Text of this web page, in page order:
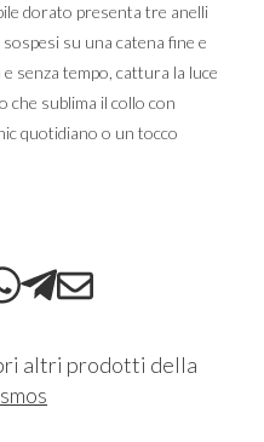
dorato presenta tre anelli
su una catena fine e
senza tempo, cattura la luce
che sublima il collo con
quotidiano o un tocco
altri prodotti della